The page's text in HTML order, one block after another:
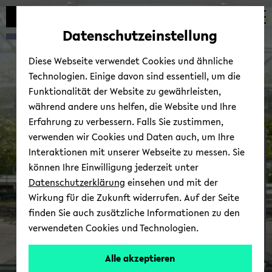
Automatische
vermeiden
skip
main
skip
main
skip
footer
Mar­ke­ting
Prof.
© Uni­ver­si­tät Bie­le­feld
Datenschutzeinstellung
Diese Webseite verwendet Cookies und ähnliche
Technologien. Einige davon sind essentiell, um die
Funktionalität der Website zu gewährleisten,
während andere uns helfen, die Website und Ihre
Erfahrung zu verbessern. Falls Sie zustimmen,
verwenden wir Cookies und Daten auch, um Ihre
Interaktionen mit unserer Webseite zu messen. Sie
können Ihre Einwilligung jederzeit unter
Datenschutzerklärung einsehen und mit der
Wirkung für die Zukunft widerrufen. Auf der Seite
finden Sie auch zusätzliche Informationen zu den
verwendeten Cookies und Technologien.
Alle akzeptieren